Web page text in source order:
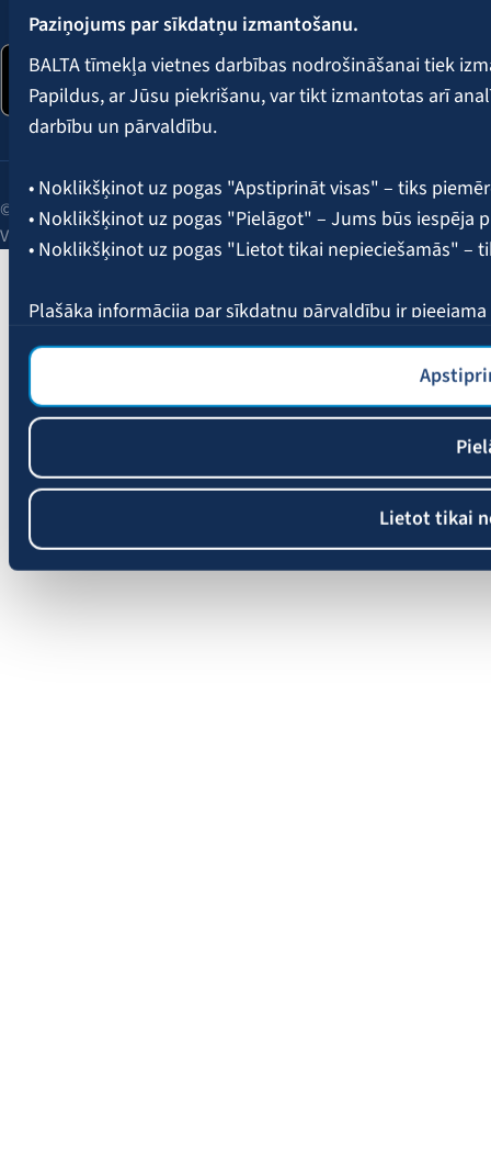
Paziņojums par sīkdatņu izmantošanu.
BALTA tīmekļa vietnes darbības nodrošināšanai tiek
Papildus, ar Jūsu piekrišanu, var tikt izmantotas arī
darbību un pārvaldību.
• Noklikšķinot uz pogas "Apstiprināt visas" – tiks
• Noklikšķinot uz pogas "Pielāgot" – Jums būs iespēja
• Noklikšķinot uz pogas "Lietot tikai nepieciešamās" –
Plašāka informācija par sīkdatņu pārvaldību ir pieejama
Lietot tikai
© 2026 AAS BALTA | Skanstes iela 25, Rīga, LV-1013, Latvija.
Vienotais reģ. Nr. 40003049409.